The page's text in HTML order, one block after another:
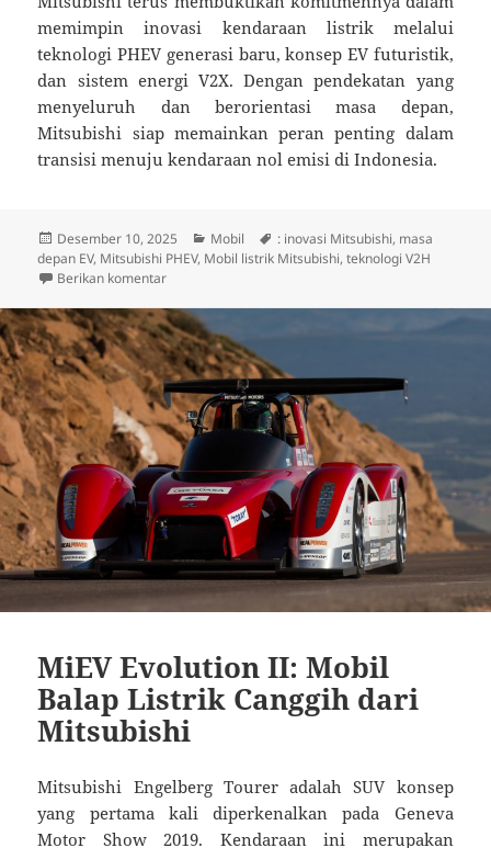
memimpin inovasi kendaraan listrik melalui
teknologi PHEV generasi baru, konsep EV futuristik,
dan sistem energi V2X. Dengan pendekatan yang
menyeluruh dan berorientasi masa depan,
Mitsubishi siap memainkan peran penting dalam
transisi menuju kendaraan nol emisi di Indonesia.
Diposkan
pada
Desember 10, 2025 Kategori
Mobil Tag
: inovasi Mitsubishi, masa
depan EV, Mitsubishi PHEV, Mobil listrik Mitsubishi,teknologi V2H
Berikan komentaruntuk Inovasi Mobil Listrik Mitsubishi: Evolusi
MiEV Evolution II: Mobil
Balap Listrik Canggih dari
Mitsubishi
Mitsubishi Engelberg Tourer adalah SUV konsep
yang pertama kali diperkenalkan pada Geneva
Motor Show 2019. Kendaraan ini merupakan